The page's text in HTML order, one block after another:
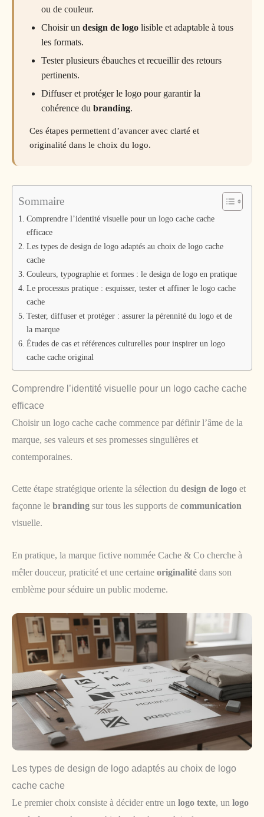
ou de couleur.
Choisir un design de logo lisible et adaptable à tous
les formats.
Tester plusieurs ébauches et recueillir des retours
pertinents.
Diffuser et protéger le logo pour garantir la
cohérence du branding.
Ces étapes permettent d’avancer avec clarté et
originalité dans le choix du logo.
Sommaire
Comprendre l’identité visuelle pour un logo cache cache
efficace
Les types de design de logo adaptés au choix de logo cache
cache
Couleurs, typographie et formes : le design de logo en pratique
Le processus pratique : esquisser, tester et affiner le logo cache
cache
Tester, diffuser et protéger : assurer la pérennité du logo et de
la marque
Études de cas et références culturelles pour inspirer un logo
cache cache original
Comprendre l’identité visuelle pour un logo cache cache
efficace
Choisir un logo cache cache commence par définir l’âme de la
marque, ses valeurs et ses promesses singulières et
contemporaines.
Cette étape stratégique oriente la sélection du design de logo et
façonne le branding sur tous les supports de communication
visuelle.
En pratique, la marque fictive nommée Cache & Co cherche à
mêler douceur, praticité et une certaine originalité dans son
emblème pour séduire un public moderne.
Les types de design de logo adaptés au choix de logo
cache cache
Le premier choix consiste à décider entre un logo texte, un logo